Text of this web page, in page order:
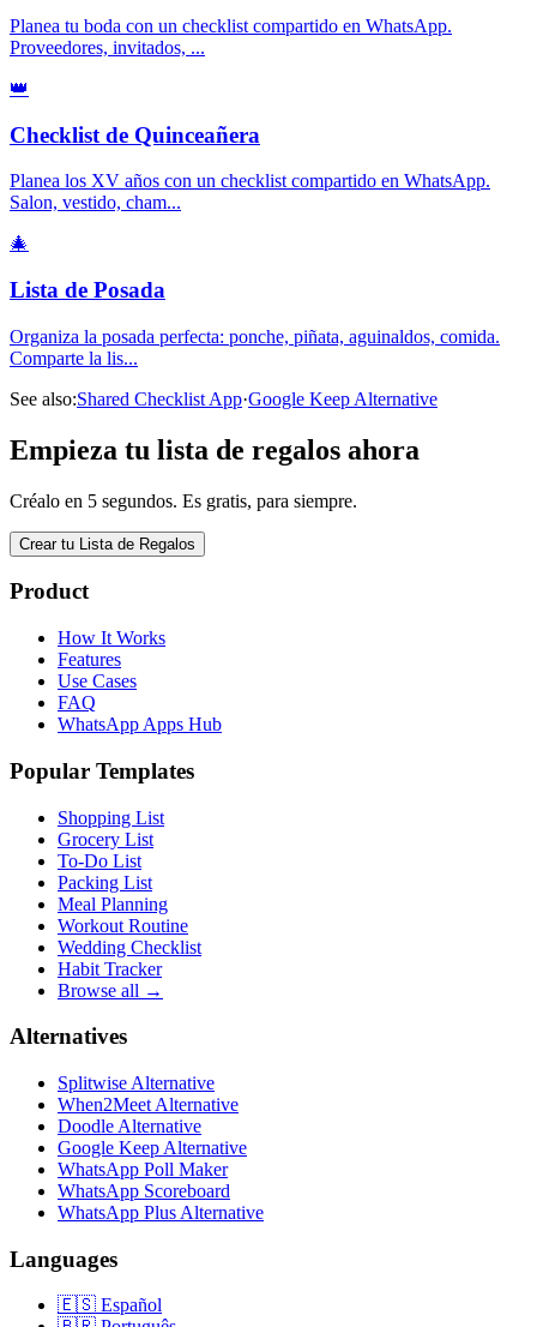
Planea tu boda con un checklist compartido en WhatsApp.
Proveedores, invitados, ...
👑
Checklist de Quinceañera
Planea los XV años con un checklist compartido en WhatsApp.
Salon, vestido, cham...
🎄
Lista de Posada
Organiza la posada perfecta: ponche, piñata, aguinaldos, comida.
Comparte la lis...
See also:Shared Checklist App·Google Keep Alternative
Empieza tu lista de regalos ahora
Créalo en 5 segundos. Es gratis, para siempre.
Crear tu Lista de Regalos
Product
How It Works
Features
Use Cases
FAQ
WhatsApp Apps Hub
Popular Templates
Shopping List
Grocery List
To-Do List
Packing List
Meal Planning
Workout Routine
Wedding Checklist
Habit Tracker
Browse all →
Alternatives
Splitwise Alternative
When2Meet Alternative
Doodle Alternative
Google Keep Alternative
WhatsApp Poll Maker
WhatsApp Scoreboard
WhatsApp Plus Alternative
Languages
🇪🇸 Español